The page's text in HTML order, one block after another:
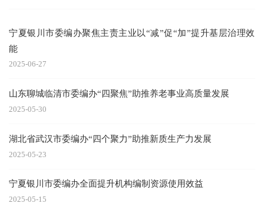
宁夏银川市委编办聚焦主责主业以“减”促“加”提升基层治理效
能
2025-06-27
山东聊城临清市委编办“四聚焦”助推养老事业高质量发展
2025-05-30
湖北省武汉市委编办“四个聚力”助推新质生产力发展
2025-05-23
宁夏银川市委编办全面提升机构编制资源使用效益
2025-05-15